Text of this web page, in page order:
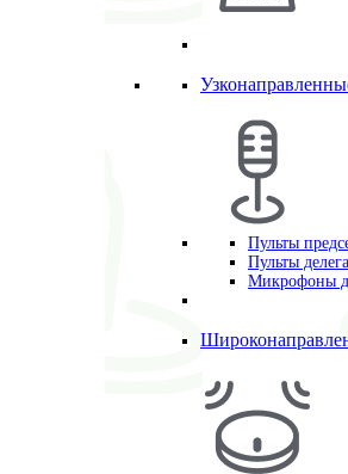
Пульты
Пульты
Микрофоны